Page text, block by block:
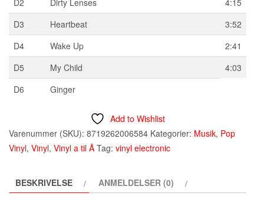
D2
Dirty Lenses
4:15
D3
Heartbeat
3:52
D4
Wake Up
2:41
D5
My Child
4:03
D6
Ginger
Add to Wishlist
Varenummer (SKU): 8719262006584 Kategorier: Musik, Pop
Vinyl, Vinyl, Vinyl a til Å Tag: vinyl electronic
BESKRIVELSE ANMELDELSER (0)